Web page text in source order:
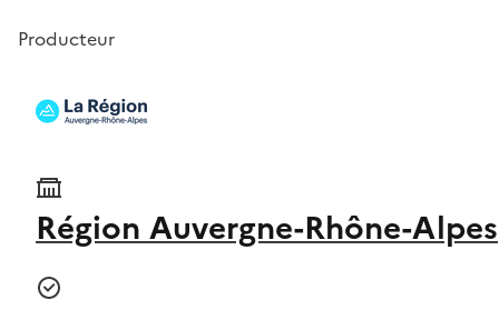
Producteur
Région Auvergne-Rhône-Alpes